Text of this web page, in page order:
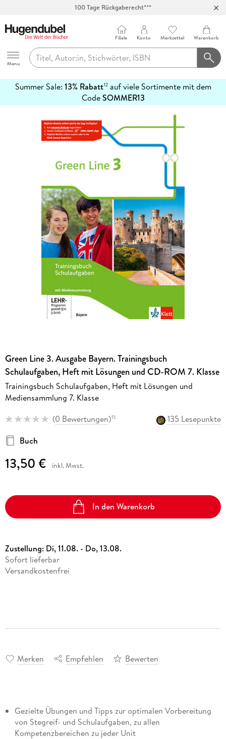
100 Tage Rückgaberecht***
Hugendubel
Menu
Filiale Konto Merkzettel Warenkorb
Summer Sale: 13% Rabatt12auf viele Sortimente mit dem
CodeSOMMER13
erfahren
Green Line 3. Ausgabe Bayern. Trainingsbuch
Schulaufgaben, Heft mit Lösungen und CD-ROM 7. Klasse
Trainingsbuch Schulaufgaben, Heft mit Lösungen und
Mediensammlung 7. Klasse
(0 Bewertungen)15
135 Lesepunkte
Buch
13,50 € inkl. Mwst.
In den Warenkorb
Zustellung: Di, 11.08. - Do, 13.08.
Sofort lieferbar
Versandkostenfrei
Merken Empfehlen Bewerten
Gezielte Übungen und Tipps zur optimalen Vorbereitung
von Stegreif- und Schulaufgaben, zu allen
Kompetenzbereichen zu jeder Unit